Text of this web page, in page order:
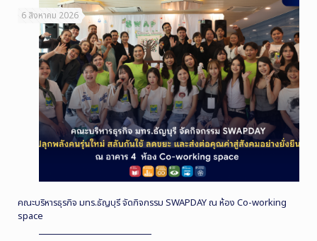
6 สิงหาคม 2026
คณะบริหารธุรกิจ มทร.ธัญบุรี จัดกิจกรรม SWAPDAY ณ ห้อง Co-working
space